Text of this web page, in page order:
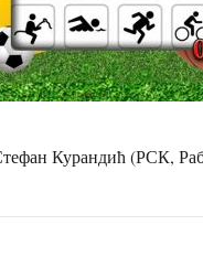
Курандић (РСК,